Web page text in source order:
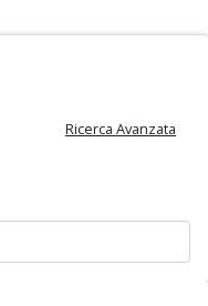
Ricerca Avanzata